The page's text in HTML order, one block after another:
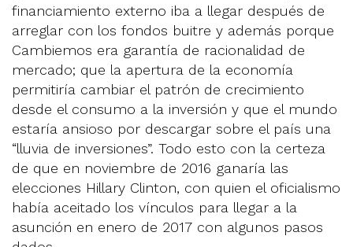
financiamiento externo iba a llegar después de
arreglar con los fondos buitre y además porque
Cambiemos era garantía de racionalidad de
mercado; que la apertura de la economía
permitiría cambiar el patrón de crecimiento
desde el consumo a la inversión y que el mundo
estaría ansioso por descargar sobre el país una
“lluvia de inversiones”. Todo esto con la certeza
de que en noviembre de 2016 ganaría las
elecciones Hillary Clinton, con quien el oficialismo
había aceitado los vínculos para llegar a la
asunción en enero de 2017 con algunos pasos